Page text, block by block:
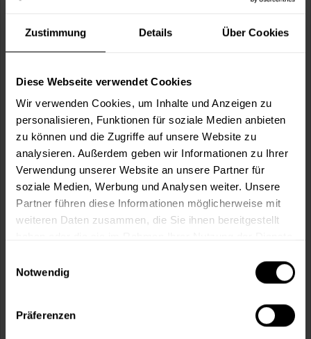
Zustimmung Details Über Cookies
Diese Webseite verwendet Cookies
Wir verwenden Cookies, um Inhalte und Anzeigen zu
personalisieren, Funktionen für soziale Medien anbieten
zu können und die Zugriffe auf unsere Website zu
analysieren. Außerdem geben wir Informationen zu Ihrer
Verwendung unserer Website an unsere Partner für
soziale Medien, Werbung und Analysen weiter. Unsere
Partner führen diese Informationen möglicherweise mit
weiteren Daten zusammen, die Sie ihnen bereitgestellt
Notwendig
Präferenzen
Tapezierbürste mit reinem, handeingezogenem Rosshaar.